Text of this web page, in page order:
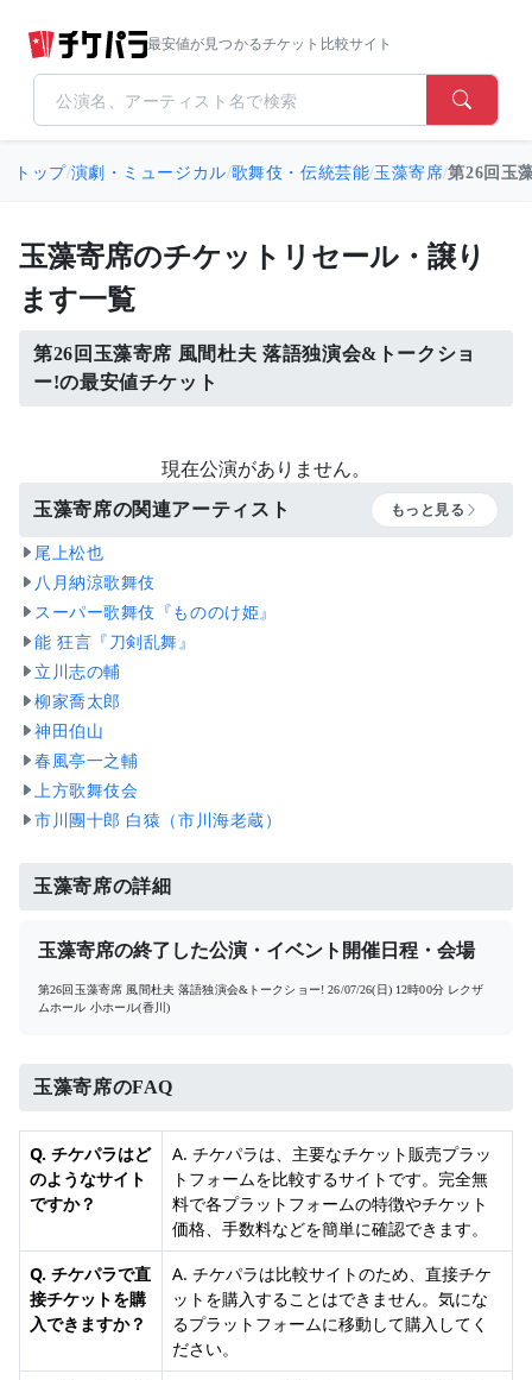
最安値が見つかるチケット比較サイト
トップ/演劇・ミュージカル/歌舞伎・伝統芸能/玉藻寄席/第26回玉
玉藻寄席のチケットリセール・譲り
ます一覧
第26回玉藻寄席 風間杜夫 落語独演会&トークショ
ー!の最安値チケット
現在公演がありません。
玉藻寄席の関連アーティスト もっと見る
尾上松也
八月納涼歌舞伎
スーパー歌舞伎『もののけ姫』
能 狂言『刀剣乱舞』
立川志の輔
柳家喬太郎
神田伯山
春風亭一之輔
上方歌舞伎会
市川團十郎 白猿（市川海老蔵）
玉藻寄席の詳細
玉藻寄席の終了した公演・イベント開催日程・会場
第26回玉藻寄席 風間杜夫 落語独演会&トークショー! 26/07/26(日) 12時00分 レクザ
ムホール 小ホール(香川)
玉藻寄席のFAQ
Q. チケパラはど
のようなサイト
ですか？
A. チケパラは、主要なチケット販売プラッ
トフォームを比較するサイトです。完全無
料で各プラットフォームの特徴やチケット
価格、手数料などを簡単に確認できます。
Q. チケパラで直
接チケットを購
入できますか？
A. チケパラは比較サイトのため、直接チケ
ットを購入することはできません。気にな
るプラットフォームに移動して購入してく
ださい。